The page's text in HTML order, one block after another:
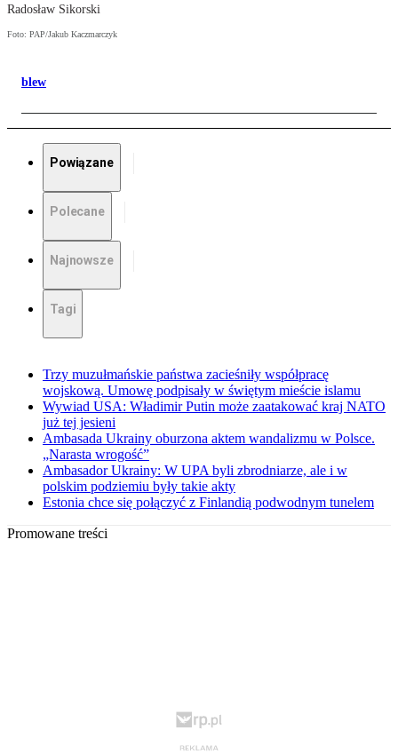
Radosław Sikorski
Foto: PAP/Jakub Kaczmarczyk
blew
Powiązane
Polecane
Najnowsze
Tagi
Trzy muzułmańskie państwa zacieśniły współpracę
wojskową. Umowę podpisały w świętym mieście islamu
Wywiad USA: Władimir Putin może zaatakować kraj NATO
już tej jesieni
Ambasada Ukrainy oburzona aktem wandalizmu w Polsce.
„Narasta wrogość”
Ambasador Ukrainy: W UPA byli zbrodniarze, ale i w
polskim podziemiu były takie akty
Estonia chce się połączyć z Finlandią podwodnym tunelem
Promowane treści